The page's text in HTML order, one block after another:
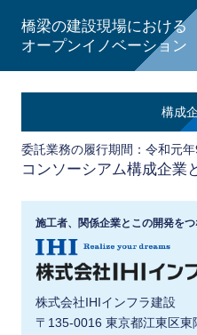
橋梁の建設現場における
オープンイノベーション
構成
委託業務の履行期間：令和元
コンソーシアム構成企業
施工者、関係企業とこの開発を
株式会社IHIインフラ建設
〒135-0016 東京都江東区